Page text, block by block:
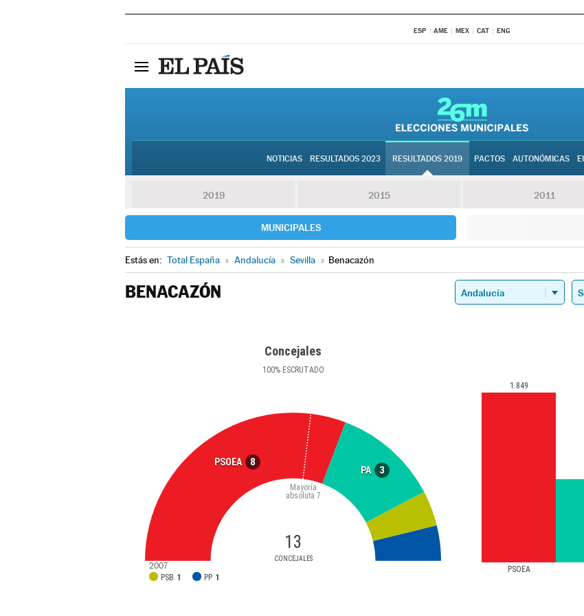
ESP AME MEX CAT ENG
NOTICIAS RESULTADOS 2023 RESULTADOS 2019 PACTOS AUTONÓMICAS
2019 2015 2011
MUNICIPALES
Estás en: Total España » Andalucía » Sevilla » Benacazón
BENACAZÓN
Concejales
100%ESCRUTADO
PSOEA 8
PA 3
13
CONCEJALES
Mayoría
absoluta 7
PSB 1 PP 1
2007 PSOEA
1.849